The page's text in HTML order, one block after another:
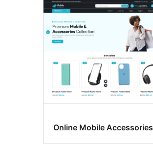
Online Mobile Accessories